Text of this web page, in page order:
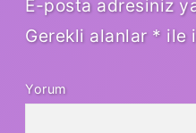
E-posta adresiniz
Gerekli alanlar * ile
Yorum